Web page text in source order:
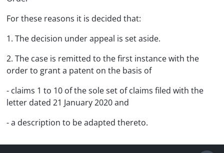
For these reasons it is decided that:
1. The decision under appeal is set aside.
2. The case is remitted to the first instance with the
order to grant a patent on the basis of
- claims 1 to 10 of the sole set of claims filed with the
letter dated 21 January 2020 and
- a description to be adapted thereto.